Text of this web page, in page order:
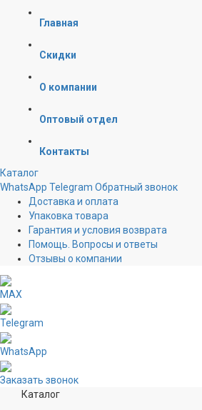
Главная
Скидки
О компании
Оптовый отдел
Контакты
Каталог
WhatsApp Telegram Обратный звонок
Доставка и оплата
Упаковка товара
Гарантия и условия возврата
Помощь. Вопросы и ответы
Отзывы о компании
MAX
Telegram
WhatsApp
Заказать звонок
Каталог